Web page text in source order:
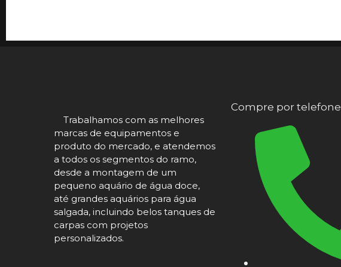
Trabalhamos com as melhores
marcas de equipamentos e
produto do mercado, e atendemos
a todos os segmentos do ramo,
desde a montagem de um
pequeno aquário de água doce,
até grandes aquários para água
salgada, incluindo belos tanques de
carpas com projetos
personalizados.
Compre por telefone